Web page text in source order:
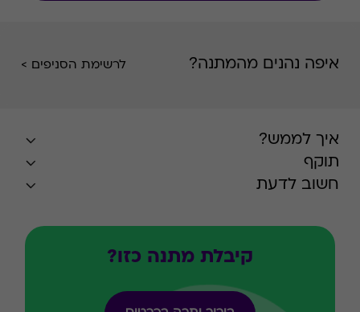
איפה נהנים מהמתנה? לרשימת הסניפים >
איך לממש?
תוקף
חשוב לדעת
קיבלת מתנה כזו?